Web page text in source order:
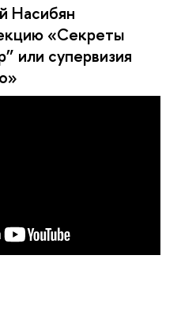
Насибян
«Секреты
или супервизия